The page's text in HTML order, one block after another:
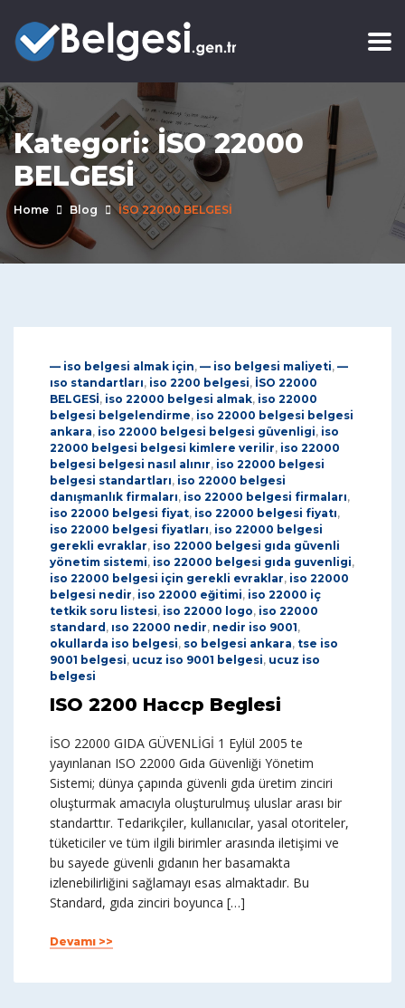
Kategori:İSO 22000
BELGESİ
Home Blog İSO 22000 BELGESİ
— iso belgesi almak için, — iso belgesi maliyeti, —
ıso standartları, iso 2200 belgesi, İSO 22000
BELGESİ, iso 22000 belgesi almak, iso 22000
belgesi belgelendirme, iso 22000 belgesi belgesi
ankara, iso 22000 belgesi belgesi güvenligi, iso
22000 belgesi belgesi kimlere verilir, iso 22000
belgesi belgesi nasıl alınır, iso 22000 belgesi
belgesi standartları, iso 22000 belgesi
danışmanlık firmaları, iso 22000 belgesi firmaları,
iso 22000 belgesi fiyat, iso 22000 belgesi fiyatı,
iso 22000 belgesi fiyatları, iso 22000 belgesi
gerekli evraklar, iso 22000 belgesi gıda güvenli
yönetim sistemi, iso 22000 belgesi gıda guvenligi,
iso 22000 belgesi için gerekli evraklar, iso 22000
belgesi nedir, iso 22000 eğitimi, iso 22000 iç
tetkik soru listesi, iso 22000 logo, iso 22000
standard , ıso 22000 nedir, nedir iso 9001,
okullarda iso belgesi, so belgesi ankara, tse iso
9001 belgesi, ucuz iso 9001 belgesi, ucuz iso
belgesi
ISO 2200 Haccp Beglesi
İSO 22000 GIDA GÜVENLİGİ 1 Eylül 2005 te
yayınlanan ISO 22000 Gıda Güvenliği Yönetim
Sistemi; dünya çapında güvenli gıda üretim zinciri
oluşturmak amacıyla oluşturulmuş uluslar arası bir
standarttır. Tedarikçiler, kullanıcılar, yasal otoriteler,
tüketiciler ve tüm ilgili birimler arasında iletişimi ve
bu sayede güvenli gıdanın her basamakta
izlenebilirliğini sağlamayı esas almaktadır. Bu
Standard, gıda zinciri boyunca […]
Devamı >>